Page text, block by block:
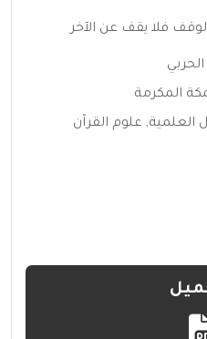
فلا يقف عن الآخر
المكرمة
العلمية, علوم القرآن